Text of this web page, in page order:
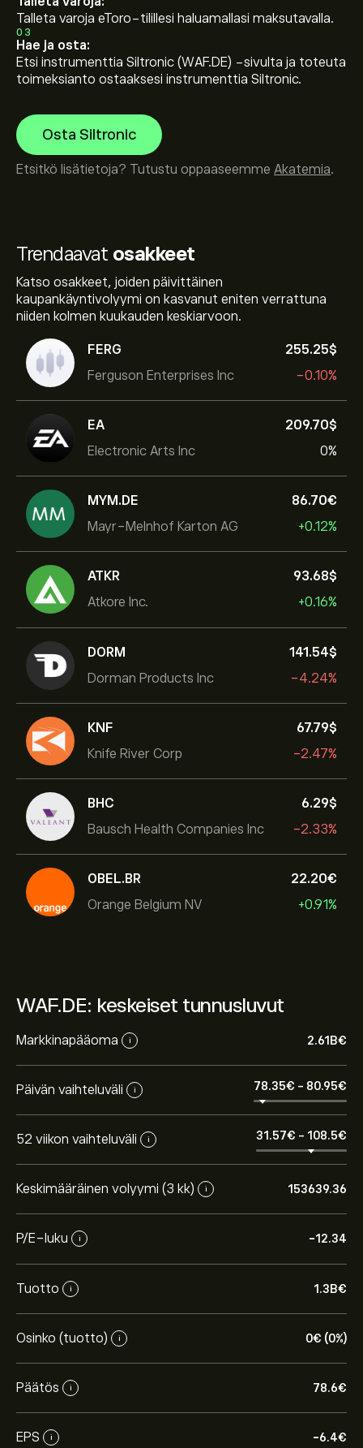
Trendaavat osakkeet
Katso osakkeet, joiden päivittäinen
kaupankäyntivolyymi on kasvanut eniten verrattuna
niiden kolmen kuukauden keskiarvoon.
FERG
Ferguson Enterprises Inc
255.25‎$‎
-0.10%
EA
Electronic Arts Inc
209.70‎$‎
0%
MYM.DE
Mayr-Melnhof Karton AG
86.70‎€‎
+0.12%
ATKR
Atkore Inc.
93.68‎$‎
+0.16%
DORM
Dorman Products Inc
141.54‎$‎
-4.24%
KNF
Knife River Corp
67.79‎$‎
-2.47%
BHC
Bausch Health Companies Inc
6.29‎$‎
-2.33%
OBEL.BR
Orange Belgium NV
22.20‎€‎
+0.91%
WAF.DE: keskeiset tunnusluvut
Markkinapääoma i 2.61B‎€‎
Päivän vaihteluväli i 78.35‎€‎ - 80.95‎€‎
52 viikon vaihteluväli i 31.57‎€‎ - 108.5‎€‎
Keskimääräinen volyymi (3 kk) i 153639.36
P/E-luku i -12.34
Tuotto i 1.3B‎€‎
Osinko (tuotto) i 0‎€‎ (0%)
Päätös i 78.6‎€‎
EPS i -6.4‎€‎
Talleta varoja eToro-tilillesi haluamallasi maksutavalla.
03
Hae ja osta:
Etsi instrumenttia Siltronic (WAF.DE) -sivulta ja toteuta
toimeksianto ostaaksesi instrumenttia Siltronic.
Osta Siltronic
Etsitkö lisätietoja? Tutustu oppaaseemme Akatemia.